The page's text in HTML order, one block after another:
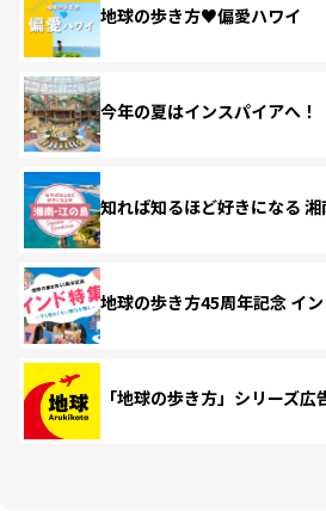
地球の歩き方♥偏愛ハワイ
今年の夏はインスパイアへ！
知れば知るほど好きになる
地球の歩き方45周年記念 イ
「地球の歩き方」シリーズ広